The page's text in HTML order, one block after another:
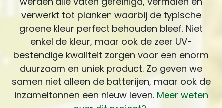
verwerkt tot planken waarbij de typische
groene kleur perfect behouden bleef. Niet
enkel de kleur, maar ook de zeer UV-
bestendige kwaliteit zorgen voor een enorm
duurzaam en uniek product. Zo geven we
samen niet alleen de batterijen, maar ook de
inzameltonnen een nieuw leven. Meer weten